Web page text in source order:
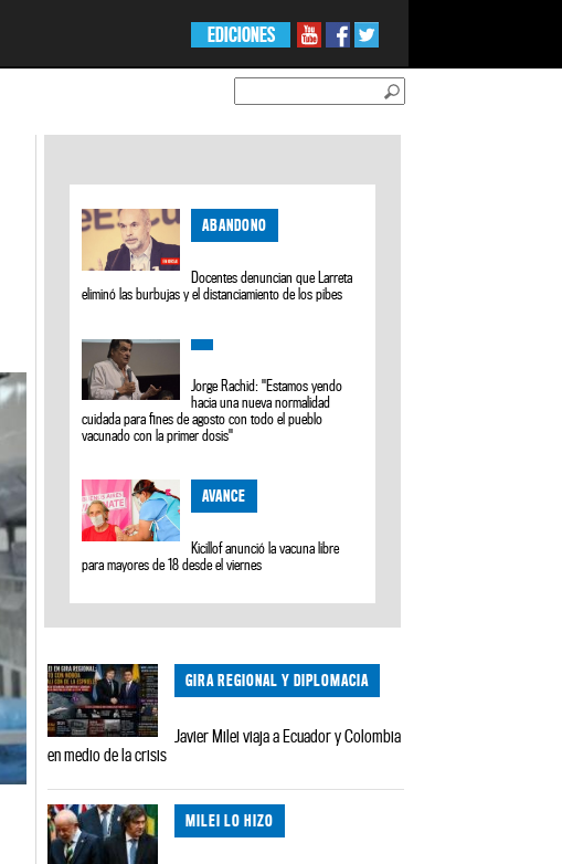
EDICIONES
ABANDONO
Docentes denuncian que Larreta
eliminó las burbujas y el distanciamiento de los pibes
Jorge Rachid: "Estamos yendo
hacia una nueva normalidad
cuidada para fines de agosto con todo el pueblo
vacunado con la primer dosis"
AVANCE
Kicillof anunció la vacuna libre
para mayores de 18 desde el viernes
GIRA REGIONAL Y DIPLOMACIA
Javier Milei viaja a Ecuador y Colombia
en medio de la crisis
MILEI LO HIZO